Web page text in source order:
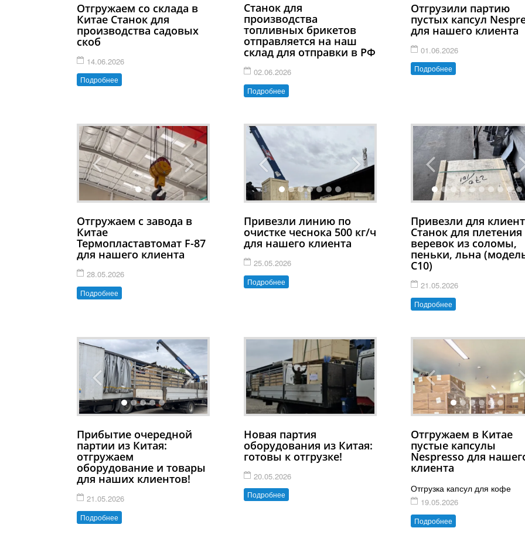
Отгружаем со склада в
Китае Станок для
производства садовых
скоб
14.06.2026
Подробнее
Станок для
производства
топливных брикетов
отправляется на наш
склад для отправки в РФ
02.06.2026
Подробнее
Отгрузили партию
пустых капсул
для нашего клиента
01.06.2026
Подробнее
Отгружаем с завода в
Китае
Термопластавтомат F-87
для нашего клиента
28.05.2026
Подробнее
Привезли линию по
очистке чеснока 500 кг/ч
для нашего клиента
25.05.2026
Подробнее
Привезли для
Станок для плетения
веревок из соломы,
пеньки, льна
C10)
21.05.2026
Подробнее
Прибытие очередной
партии из Китая:
отгружаем
оборудование и товары
для наших клиентов!
21.05.2026
Подробнее
Новая партия
оборудования из Китая:
готовы к отгрузке!
20.05.2026
Подробнее
Отгружаем в Китае
пустые капсулы
Nespresso для
клиента
Отгрузка капсул для кофе
19.05.2026
Подробнее